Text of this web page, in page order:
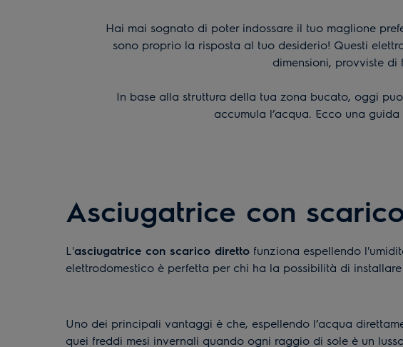
Hai mai sognato di poter indossare il tuo maglione
sono proprio la risposta al tuo desiderio! Questi
dimensioni, provviste
In base alla struttura della tua zona bucato, oggi
accumula l’acqua. Ecco una
Asciugatrice con
L'asciugatrice con scarico diretto funziona espellendo
elettrodomestico è perfetta per chi ha la possibilità di
Uno dei principali vantaggi è che, espellendo l’acqua
quei freddi mesi invernali quando ogni raggio di sole è un